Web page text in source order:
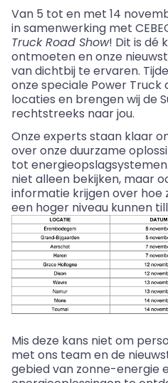
Van 5 tot en met 14
in samenwerking met
Truck Road Show! Dit is dé
ontmoeten en onze
van dichtbij te ervaren.
onze speciale Power Truck
locaties en brengen wij de
rechtstreeks naar jou.
Onze experts staan klaar
over onze duurzame
tot
niet alleen bekijken, maar
informatie krijgen over hoe
een hoger niveau kunnen
Mis deze kans niet om
met ons team en de
gebied van zonne-energie